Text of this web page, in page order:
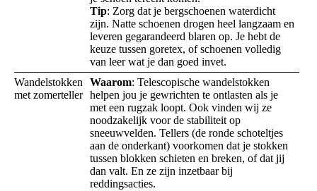
Tip: Zorg dat je bergschoenen waterdicht
zijn. Natte schoenen drogen heel langzaam en
leveren gegarandeerd blaren op. Je hebt de
keuze tussen goretex, of schoenen volledig
van leer wat je dan goed invet.
Wandelstokken
met zomerteller
Waarom: Telescopische wandelstokken
helpen jou je gewrichten te ontlasten als je
met een rugzak loopt. Ook vinden wij ze
noodzakelijk voor de stabiliteit op
sneeuwvelden. Tellers (de ronde schoteltjes
aan de onderkant) voorkomen dat je stokken
tussen blokken schieten en breken, of dat jij
dan valt. En ze zijn inzetbaar bij
reddingsacties.